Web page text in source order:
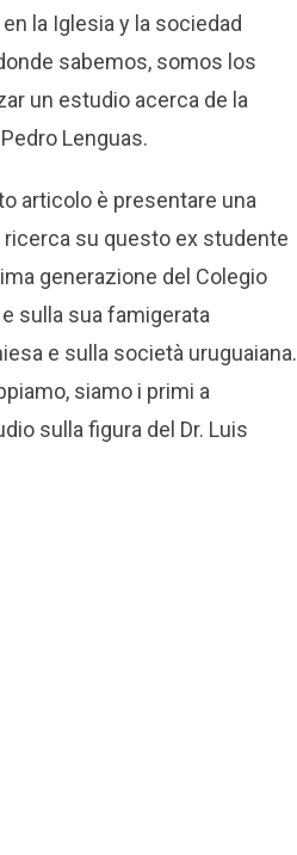
la Iglesia y la sociedad
sabemos, somos los
un estudio acerca de la
Lenguas.
articolo è presentare una
ricerca su questo ex studente
generazione del Colegio
sulla sua famigerata
e sulla società uruguaiana.
siamo i primi a
sulla figura del Dr. Luis